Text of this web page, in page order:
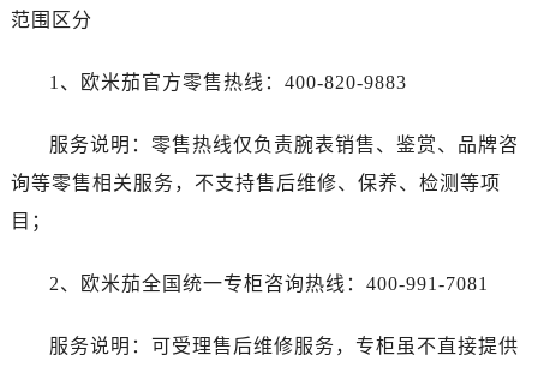
范围区分
1、欧米茄官方零售热线：400-820-9883
服务说明：零售热线仅负责腕表销售、鉴赏、品牌咨
询等零售相关服务，不支持售后维修、保养、检测等项
目；
2、欧米茄全国统一专柜咨询热线：400-991-7081
服务说明：可受理售后维修服务，专柜虽不直接提供